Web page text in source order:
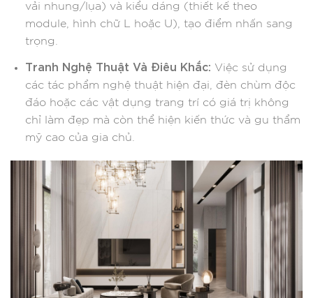
vải nhung/lụa) và kiểu dáng (thiết kế theo
module, hình chữ L hoặc U), tạo điểm nhấn sang
trọng.
Tranh Nghệ Thuật Và Điêu Khắc: Việc sử dụng
các tác phẩm nghệ thuật hiện đại, đèn chùm độc
đáo hoặc các vật dụng trang trí có giá trị không
chỉ làm đẹp mà còn thể hiện kiến thức và gu thẩm
mỹ cao của gia chủ.